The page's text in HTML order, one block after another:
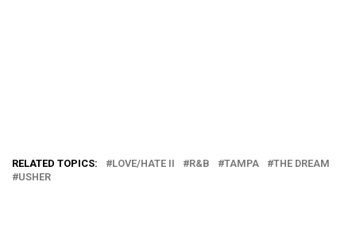
RELATED TOPICS: LOVE/HATE II R&B TAMPA
THE DREAM
USHER